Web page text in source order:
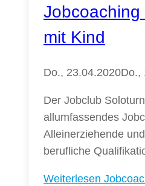
Jobcoaching
mit Kind
Do., 23.04.2020Do.,
Der Jobclub
allumfassendes
Alleinerziehende
berufliche
Weiterlesen